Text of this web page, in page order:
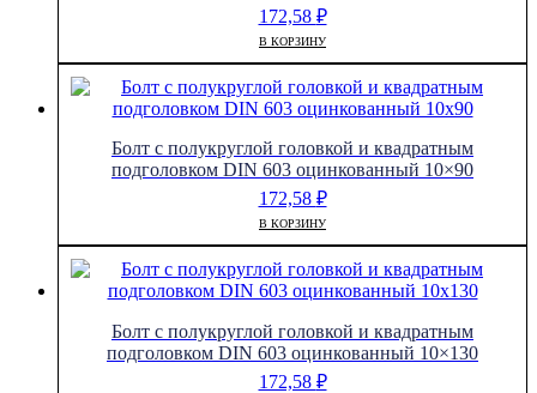
172,58 ₽
В КОРЗИНУ
Болт с полукруглой головкой и квадратным
подголовком DIN 603 оцинкованный 10×90
172,58 ₽
В КОРЗИНУ
Болт с полукруглой головкой и квадратным
подголовком DIN 603 оцинкованный 10×130
172,58 ₽